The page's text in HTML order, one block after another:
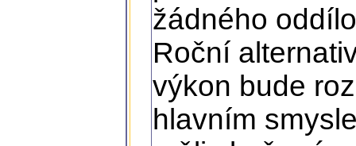
žádného
Roční
výkon bude
hlavním